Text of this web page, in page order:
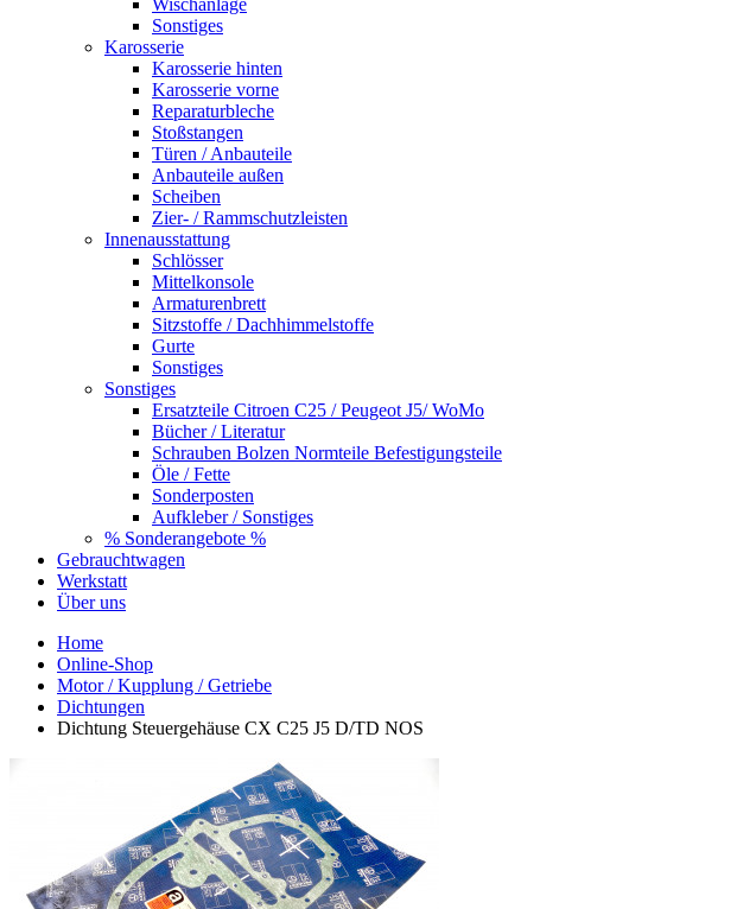
Sonstiges
Karosserie
Karosserie hinten
Karosserie vorne
Reparaturbleche
Stoßstangen
Türen / Anbauteile
Anbauteile außen
Scheiben
Zier- / Rammschutzleisten
Innenausstattung
Schlösser
Mittelkonsole
Armaturenbrett
Sitzstoffe / Dachhimmelstoffe
Gurte
Sonstiges
Sonstiges
Ersatzteile Citroen C25 / Peugeot J5/ WoMo
Bücher / Literatur
Schrauben Bolzen Normteile Befestigungsteile
Öle / Fette
Sonderposten
Aufkleber / Sonstiges
% Sonderangebote %
Gebrauchtwagen
Werkstatt
Über uns
Home
Online-Shop
Motor / Kupplung / Getriebe
Dichtungen
Dichtung Steuergehäuse CX C25 J5 D/TD NOS